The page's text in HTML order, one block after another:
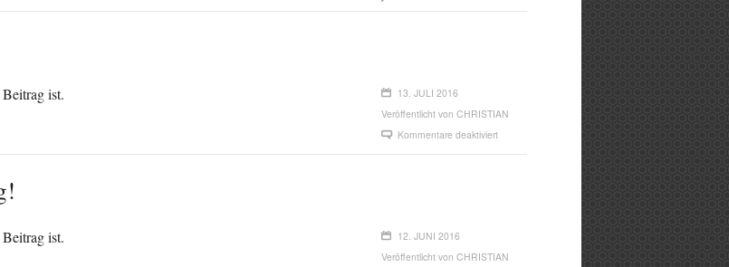
13. JULI 2016
Veröffentlicht vonCHRISTIAN
Kommentare deaktiviert
ist.
12. JUNI 2016
Veröffentlicht vonCHRISTIAN
ist.